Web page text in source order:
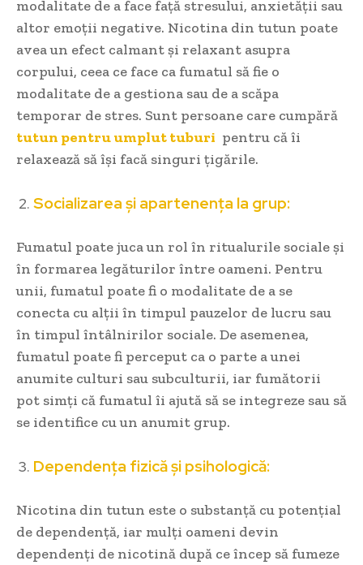
modalitate de a face față stresului, anxietății sau
altor emoții negative. Nicotina din tutun poate
avea un efect calmant și relaxant asupra
corpului, ceea ce face ca fumatul să fie o
modalitate de a gestiona sau de a scăpa
temporar de stres. Sunt persoane care cumpără
tutun pentru umplut tuburi pentru că îi
relaxează să își facă singuri țigările.
Socializarea și apartenența la grup:
Fumatul poate juca un rol în ritualurile sociale și
în formarea legăturilor între oameni. Pentru
unii, fumatul poate fi o modalitate de a se
conecta cu alții în timpul pauzelor de lucru sau
în timpul întâlnirilor sociale. De asemenea,
fumatul poate fi perceput ca o parte a unei
anumite culturi sau subculturii, iar fumătorii
pot simți că fumatul îi ajută să se integreze sau să
se identifice cu un anumit grup.
Dependența fizică și psihologică:
Nicotina din tutun este o substanță cu potențial
de dependență, iar mulți oameni devin
dependenți de nicotină după ce încep să fumeze